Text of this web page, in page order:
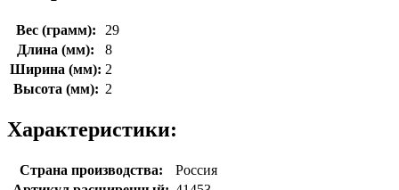
Вес (грамм):
29
Длина (мм):
8
Ширина (мм): 2
Высота (мм): 2
Характеристики:
Страна производства:
Россия